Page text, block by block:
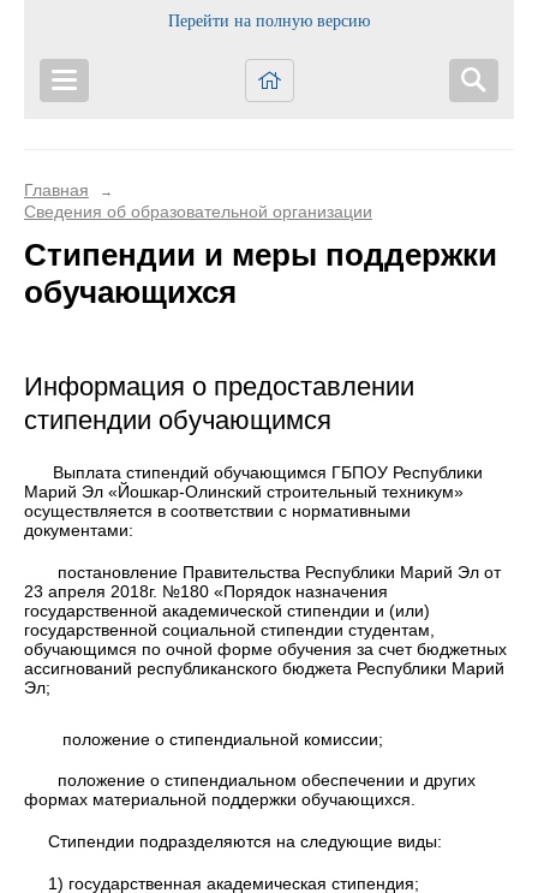
Перейти на полную версию
Главная →
Сведения об образовательной организации
Стипендии и меры поддержки
обучающихся
Информация о предоставлении
стипендии обучающимся
Выплата стипендий обучающимся ГБПОУ Республики
Марий Эл «Йошкар-Олинский строительный техникум»
осуществляется в соответствии с нормативными
документами:
постановление Правительства Республики Марий Эл от
23 апреля 2018г. №180 «Порядок назначения
государственной академической стипендии и (или)
государственной социальной стипендии студентам,
обучающимся по очной форме обучения за счет бюджетных
ассигнований республиканского бюджета Республики Марий
Эл;
положение о стипендиальной комиссии;
положение о стипендиальном обеспечении и других
формах материальной поддержки обучающихся.
Стипендии подразделяются на следующие виды:
1) государственная академическая стипендия;